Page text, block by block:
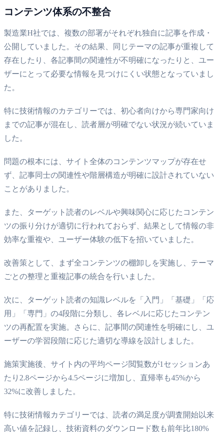
コンテンツ体系の不整合
製造業H社では、複数の部署がそれぞれ独自に記事を作成・
公開していました。その結果、同じテーマの記事が重複して
存在したり、各記事間の関連性が不明確になったりと、ユー
ザーにとって必要な情報を見つけにくい状態となっていまし
た。
特に技術情報のカテゴリーでは、初心者向けから専門家向け
までの記事が混在し、読者層が明確でない状況が続いていま
した。
問題の根本には、サイト全体のコンテンツマップが存在せ
ず、記事同士の関連性や階層構造が明確に設計されていない
ことがありました。
また、ターゲット読者のレベルや興味関心に応じたコンテン
ツの振り分けが適切に行われておらず、結果として情報の非
効率な重複や、ユーザー体験の低下を招いていました。
改善策として、まず全コンテンツの棚卸しを実施し、テーマ
ごとの整理と重複記事の統合を行いました。
次に、ターゲット読者の知識レベルを「入門」「基礎」「応
用」「専門」の4段階に分類し、各レベルに応じたコンテン
ツの再配置を実施。さらに、記事間の関連性を明確にし、ユ
ーザーの学習段階に応じた適切な導線を設計しました。
施策実施後、サイト内の平均ページ閲覧数が1セッションあ
たり2.8ページから4.5ページに増加し、直帰率も45%から
32%に改善しました。
特に技術情報カテゴリーでは、読者の満足度が調査開始以来
高い値を記録し、技術資料のダウンロード数も前年比180%